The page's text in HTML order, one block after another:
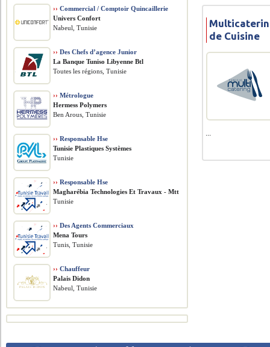
de Cuisine
...
›› Commercial / Comptoir Quincaillerie
Univers Confort
Nabeul, Tunisie
›› Des Chefs d’agence Junior
La Banque Tuniso Libyenne Btl
Toutes les régions, Tunisie
›› Métrologue
Hermess Polymers
Ben Arous, Tunisie
›› Responsable Hse
Tunisie Plastiques Systèmes
Tunisie
›› Responsable Hse
Magharébia Technologies Et Travaux - Mtt
Tunisie
›› Des Agents Commerciaux
Mena Tours
Tunis, Tunisie
›› Chauffeur
Palais Didon
Nabeul, Tunisie